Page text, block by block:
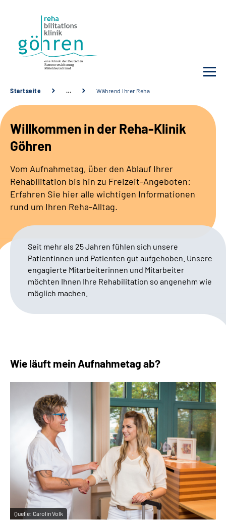
Unsere Klinik
Ihre Reha
Krankheitsbilder
Für Ärzte und Sozialdienste
Erweiterte Suche
Leichte Sprache
Gebärdensprache
Startseite … Während Ihrer Reha
Willkommen in der Reha-Klinik
Göhren
Vom Aufnahmetag, über den Ablauf Ihrer
Rehabilitation bis hin zu Freizeit-Angeboten:
Erfahren Sie hier alle wichtigen Informationen
rund um Ihren Reha-Alltag.
Seit mehr als 25 Jahren fühlen sich unsere
Patientinnen und Patienten gut aufgehoben. Unsere
engagierte Mitarbeiterinnen und Mitarbeiter
möchten Ihnen Ihre Rehabilitation so angenehm wie
möglich machen.
Wie läuft mein Aufnahmetag ab?
Quelle: Carolin Volk